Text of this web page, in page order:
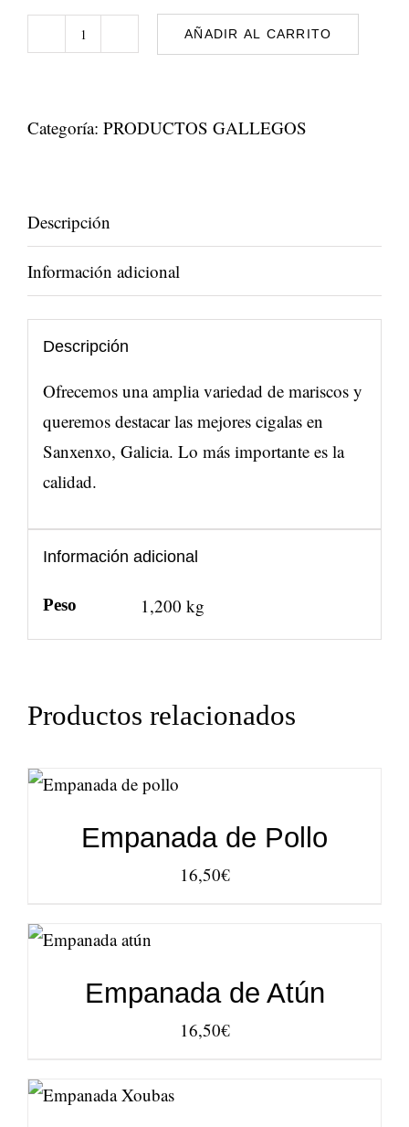
Empanada
cantidad
AÑADIR AL CARRITO
Categoría: PRODUCTOS GALLEGOS
Descripción
Información adicional
Descripción
Ofrecemos una amplia variedad de mariscos y
queremos destacar las mejores cigalas en
Sanxenxo, Galicia. Lo más importante es la
calidad.
Información adicional
Peso 1,200 kg
Productos relacionados
CARRITO
/
Empanada de Pollo
16,50€
CARRITO
/
Empanada de Atún
16,50€
CARRITO
/